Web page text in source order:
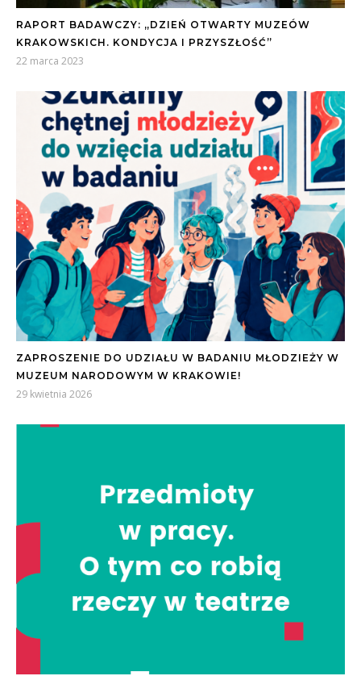
RAPORT BADAWCZY: „DZIEŃ OTWARTY MUZEÓW
KRAKOWSKICH. KONDYCJA I PRZYSZŁOŚĆ”
22 marca 2023
ZAPROSZENIE DO UDZIAŁU W BADANIU MŁODZIEŻY W
MUZEUM NARODOWYM W KRAKOWIE!
29 kwietnia 2026